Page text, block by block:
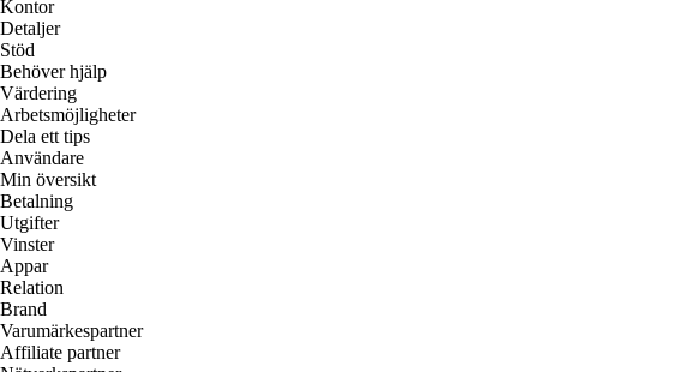
Kontor
Detaljer
Stöd
Behöver hjälp
Värdering
Arbetsmöjligheter
Dela ett tips
Användare
Min översikt
Betalning
Utgifter
Vinster
Appar
Relation
Brand
Varumärkespartner
Affiliate partner